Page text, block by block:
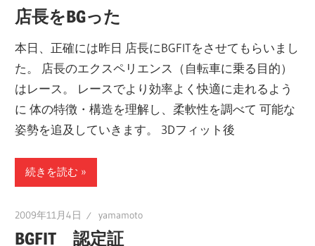
店長をBGった
本日、正確には昨日 店長にBGFITをさせてもらいまし
た。 店長のエクスペリエンス（自転車に乗る目的）
はレース。 レースでより効率よく快適に走れるよう
に 体の特徴・構造を理解し、柔軟性を調べて 可能な
姿勢を追及していきます。 3Dフィット後
続きを読む
2009年11月4日 yamamoto
BGFIT 認定証